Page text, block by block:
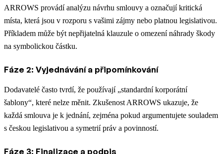
ARROWS provádí analýzu návrhu smlouvy a označují kritická
místa, která jsou v rozporu s vašimi zájmy nebo platnou legislativou.
Příkladem může být nepřijatelná klauzule o omezení náhrady škody
na symbolickou částku.
Fáze 2: Vyjednávání a připomínkování
Dodavatelé často tvrdí, že používají „standardní korporátní
šablony“, které nelze měnit. Zkušenost ARROWS ukazuje, že
každá smlouva je k jednání, zejména pokud argumentujete souladem
s českou legislativou a symetrií práv a povinností.
Fáze 3: Finalizace a podpis